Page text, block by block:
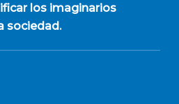
los imaginarios
sociedad.